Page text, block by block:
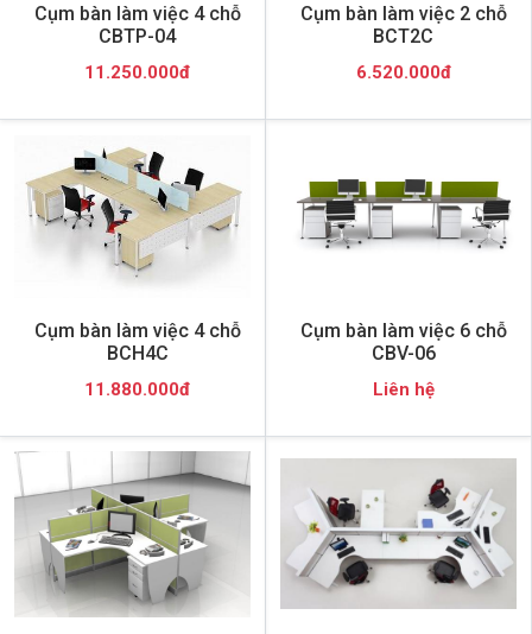
Cụm bàn làm việc 4 chỗ
CBTP-04
11.250.000đ
Cụm bàn làm việc 2 chỗ
BCT2C
6.520.000đ
Cụm bàn làm việc 4 chỗ
BCH4C
11.880.000đ
Cụm bàn làm việc 6 chỗ
CBV-06
Liên hệ